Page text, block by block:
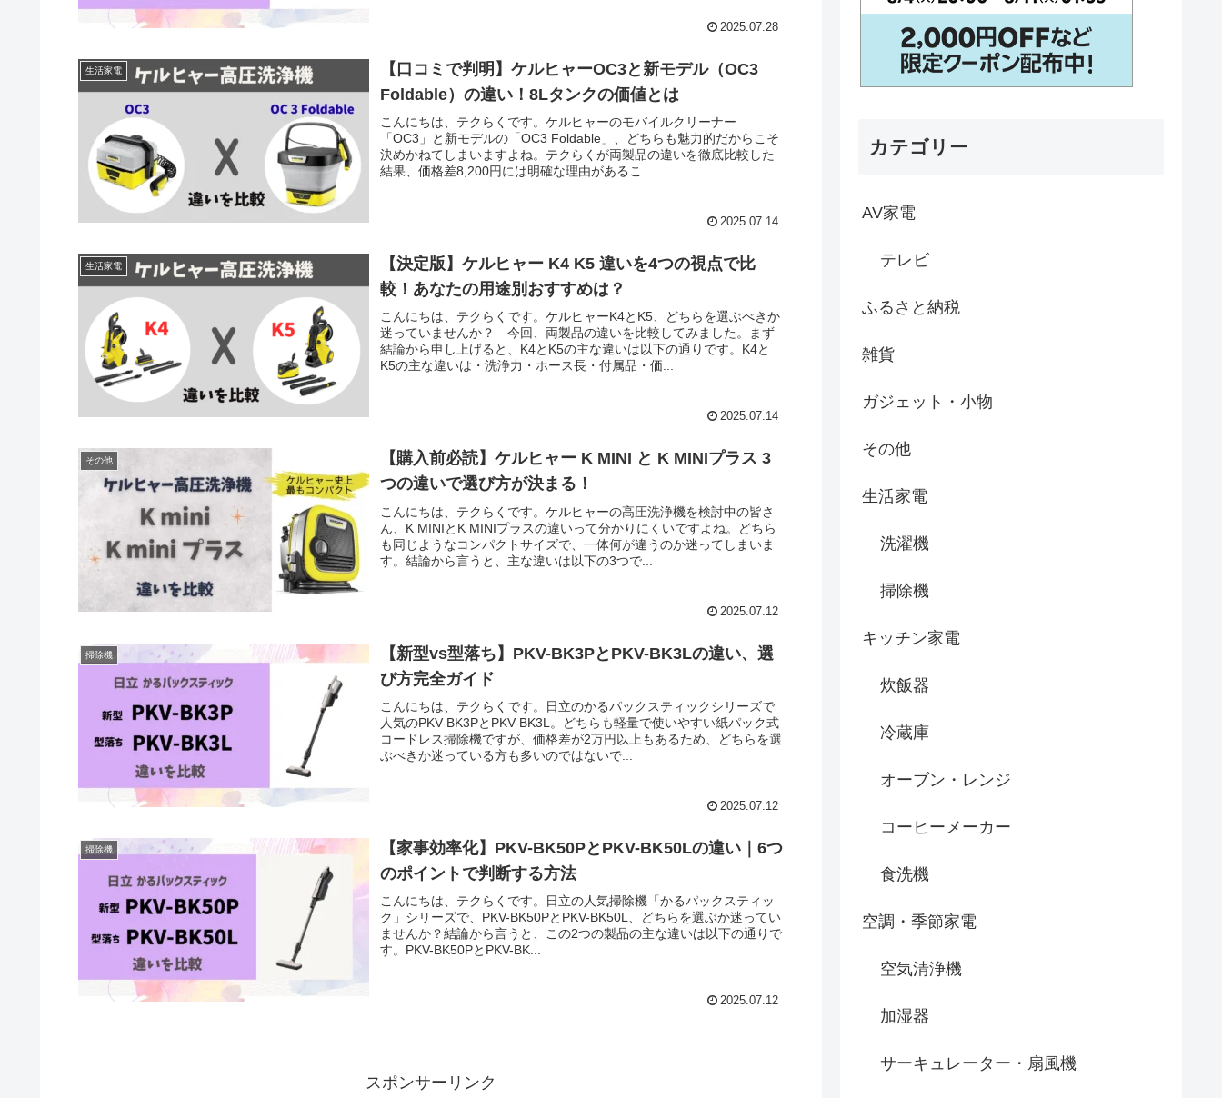
2025.07.28
生活家電
【口コミで判明】ケルヒャーOC3と新モデル（OC3
Foldable）の違い！8Lタンクの価値とは
こんにちは、テクらくです。ケルヒャーのモバイルクリーナー
「OC3」と新モデルの「OC3 Foldable」、どちらも魅力的だからこそ
決めかねてしまいますよね。テクらくが両製品の違いを徹底比較した
結果、価格差8,200円には明確な理由があるこ...
2025.07.14
生活家電
【決定版】ケルヒャー K4 K5 違いを4つの視点で比
較！あなたの用途別おすすめは？
こんにちは、テクらくです。ケルヒャーK4とK5、どちらを選ぶべきか
迷っていませんか？ 今回、両製品の違いを比較してみました。まず
結論から申し上げると、K4とK5の主な違いは以下の通りです。K4と
K5の主な違いは・洗浄力・ホース長・付属品・価...
2025.07.14
その他
【購入前必読】ケルヒャー K MINI と K MINIプラス 3
つの違いで選び方が決まる！
こんにちは、テクらくです。ケルヒャーの高圧洗浄機を検討中の皆さ
ん、K MINIとK MINIプラスの違いって分かりにくいですよね。どちら
も同じようなコンパクトサイズで、一体何が違うのか迷ってしまいま
す。結論から言うと、主な違いは以下の3つで...
2025.07.12
掃除機
【新型vs型落ち】PKV-BK3PとPKV-BK3Lの違い、選
び方完全ガイド
こんにちは、テクらくです。日立のかるパックスティックシリーズで
人気のPKV-BK3PとPKV-BK3L。どちらも軽量で使いやすい紙パック式
コードレス掃除機ですが、価格差が2万円以上もあるため、どちらを選
ぶべきか迷っている方も多いのではないで...
2025.07.12
掃除機
【家事効率化】PKV-BK50PとPKV-BK50Lの違い｜6つ
のポイントで判断する方法
こんにちは、テクらくです。日立の人気掃除機「かるパックスティッ
ク」シリーズで、PKV-BK50PとPKV-BK50L、どちらを選ぶか迷ってい
ませんか？結論から言うと、この2つの製品の主な違いは以下の通りで
す。PKV-BK50PとPKV-BK...
2025.07.12
スポンサーリンク
カテゴリー
AV家電
テレビ
ふるさと納税
雑貨
ガジェット・小物
その他
生活家電
洗濯機
掃除機
キッチン家電
炊飯器
冷蔵庫
オーブン・レンジ
コーヒーメーカー
食洗機
空調・季節家電
空気清浄機
加湿器
サーキュレーター・扇風機